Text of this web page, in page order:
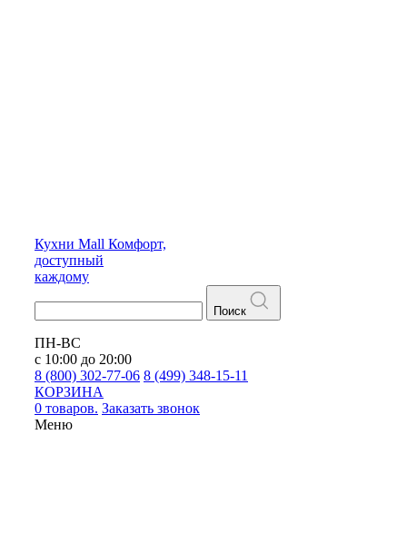
Кухни Mall Комфорт,
доступный
каждому
Поиск
ПН-ВС
с 10:00 до 20:00
8 (800) 302-77-06 8 (499) 348-15-11
КОРЗИНА
0 товаров. Заказать звонок
Меню